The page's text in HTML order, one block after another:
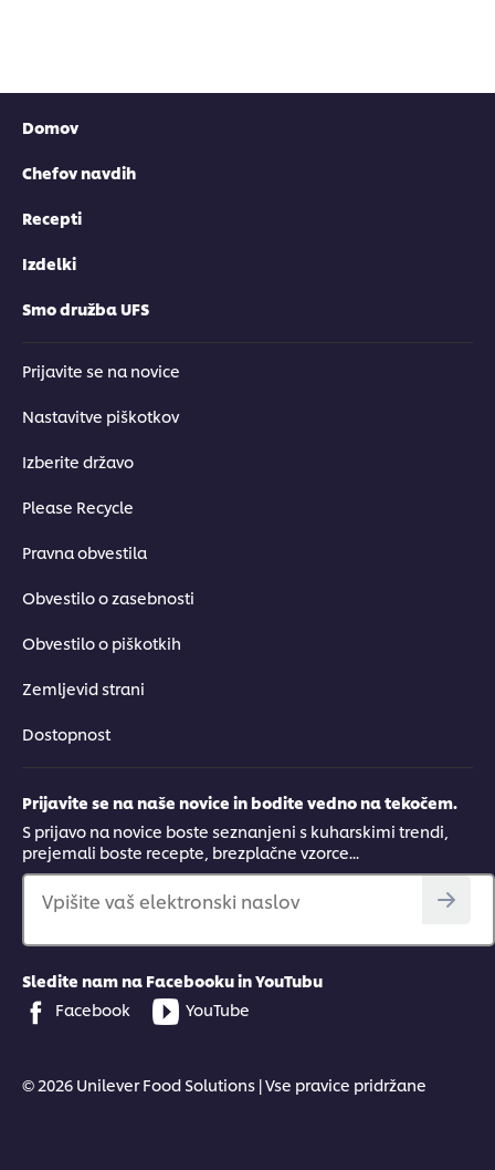
Domov
Chefov navdih
Recepti
Izdelki
Smo družba UFS
Prijavite se na novice
Nastavitve piškotkov
Izberite državo
Please Recycle
Pravna obvestila
Obvestilo o zasebnosti
Obvestilo o piškotkih
Zemljevid strani
Dostopnost
Prijavite se na naše novice in bodite vedno na tekočem.
S prijavo na novice boste seznanjeni s kuharskimi trendi,
prejemali boste recepte, brezplačne vzorce...
Vpišite vaš elektronski naslov
Sledite nam na Facebooku in YouTubu
Facebook
YouTube
© 2026 Unilever Food Solutions | Vse pravice pridržane